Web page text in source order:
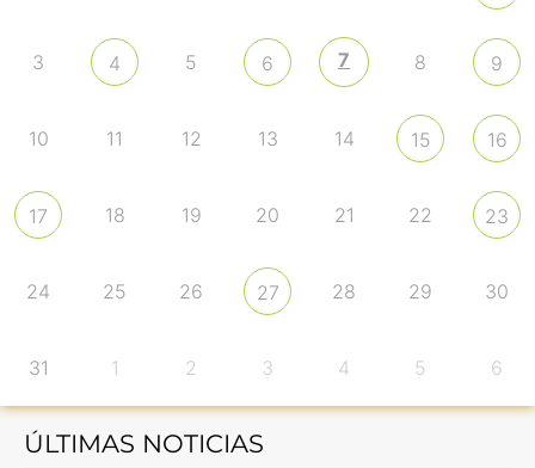
3 4 5 6 7 8 9
10 11 12 13 14 15 16
17 18 19 20 21 22 23
24 25 26 27 28 29 30
31 1 2 3 4 5 6
ÚLTIMAS NOTICIAS